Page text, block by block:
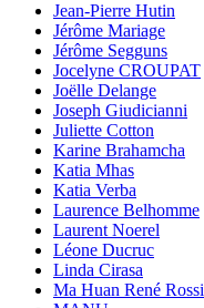
Jean-Pierre Hutin
Jérôme Mariage
Jérôme Segguns
Jocelyne CROUPAT
Joëlle Delange
Joseph Giudicianni
Juliette Cotton
Karine Brahamcha
Katia Mhas
Katia Verba
Laurence Belhomme
Laurent Noerel
Léone Ducruc
Linda Cirasa
Ma Huan René Rossi